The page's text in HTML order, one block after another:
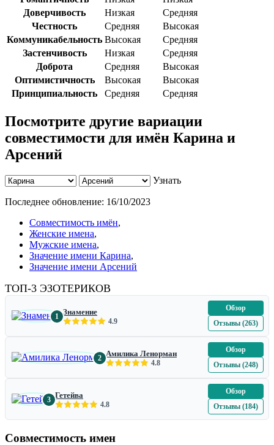
Доверчивость
Низкая
Средняя
Честность
Средняя
Высокая
Коммуникабельность Высокая
Средняя
Застенчивость
Низкая
Средняя
Доброта
Средняя
Высокая
Оптимистичность
Высокая
Высокая
Принципиальность
Средняя Средняя
Посмотрите другие вариации
совместимости для имён Карина и
Арсений
Узнать
Последнее обновление: 16/10/2023
Совместимость имён,
Женские имена,
Мужские имена,
Значение имени Карина,
Значение имени Арсений
ТОП-3 ЭЗОТЕРИКОВ
1 Знамение
4.9
Обзор
Отзывы (263)
2 Амилика Ленорман
4.8
Обзор
Отзывы (248)
3 Гетейва
4.8
Обзор
Отзывы (184)
Совместимость имен